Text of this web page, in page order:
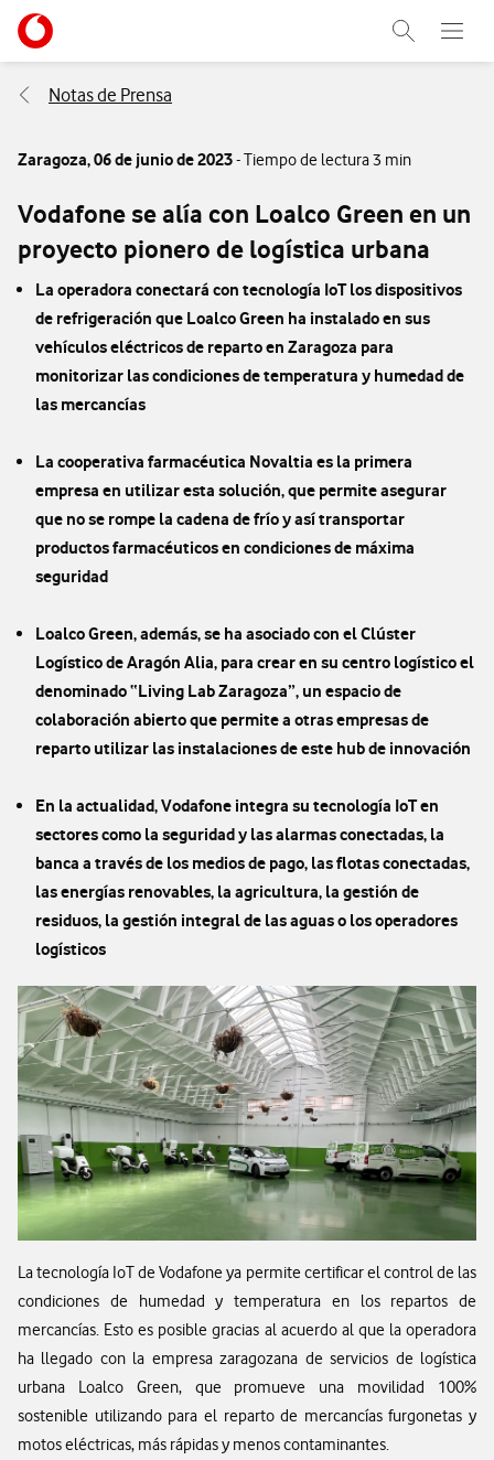
Ir a la pagina principal de vodafone.es
Abrir
Menu
Abre
Notas de Prensa
Zaragoza,06 de junio de 2023- Tiempo de lectura 3 min
Vodafone se alía con Loalco Green en un
proyecto pionero de logística urbana
La operadora conectará con tecnología IoT los dispositivos
de refrigeración que Loalco Green ha instalado en sus
vehículos eléctricos de reparto en Zaragoza para
monitorizar las condiciones de temperatura y humedad de
las mercancías
La cooperativa farmacéutica Novaltia es la primera
empresa en utilizar esta solución, que permite asegurar
que no se rompe la cadena de frío y así transportar
productos farmacéuticos en condiciones de máxima
seguridad
Loalco Green, además, se ha asociado con el Clúster
Logístico de Aragón Alia, para crear en su centro logístico el
denominado “Living Lab Zaragoza”, un espacio de
colaboración abierto que permite a otras empresas de
reparto utilizar las instalaciones de este hub de innovación
En la actualidad, Vodafone integra su tecnología IoT en
sectores como la seguridad y las alarmas conectadas, la
banca a través de los medios de pago, las flotas conectadas,
las energías renovables, la agricultura, la gestión de
residuos, la gestión integral de las aguas o los operadores
logísticos
La tecnología IoT de Vodafone ya permite certificar el control de las
condiciones de humedad y temperatura en los repartos de
mercancías. Esto es posible gracias al acuerdo al que la operadora
ha llegado con la empresa zaragozana de servicios de logística
urbana Loalco Green, que promueve una movilidad 100%
sostenible utilizando para el reparto de mercancías furgonetas y
motos eléctricas, más rápidas y menos contaminantes.